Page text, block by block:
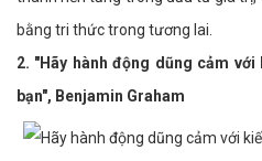
bằng tri thức trong tương lai.
2. "Hãy hành động dũng cảm
bạn", Benjamin Graham